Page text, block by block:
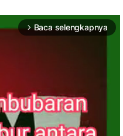
arrow_forward_ios Baca selengkapnya